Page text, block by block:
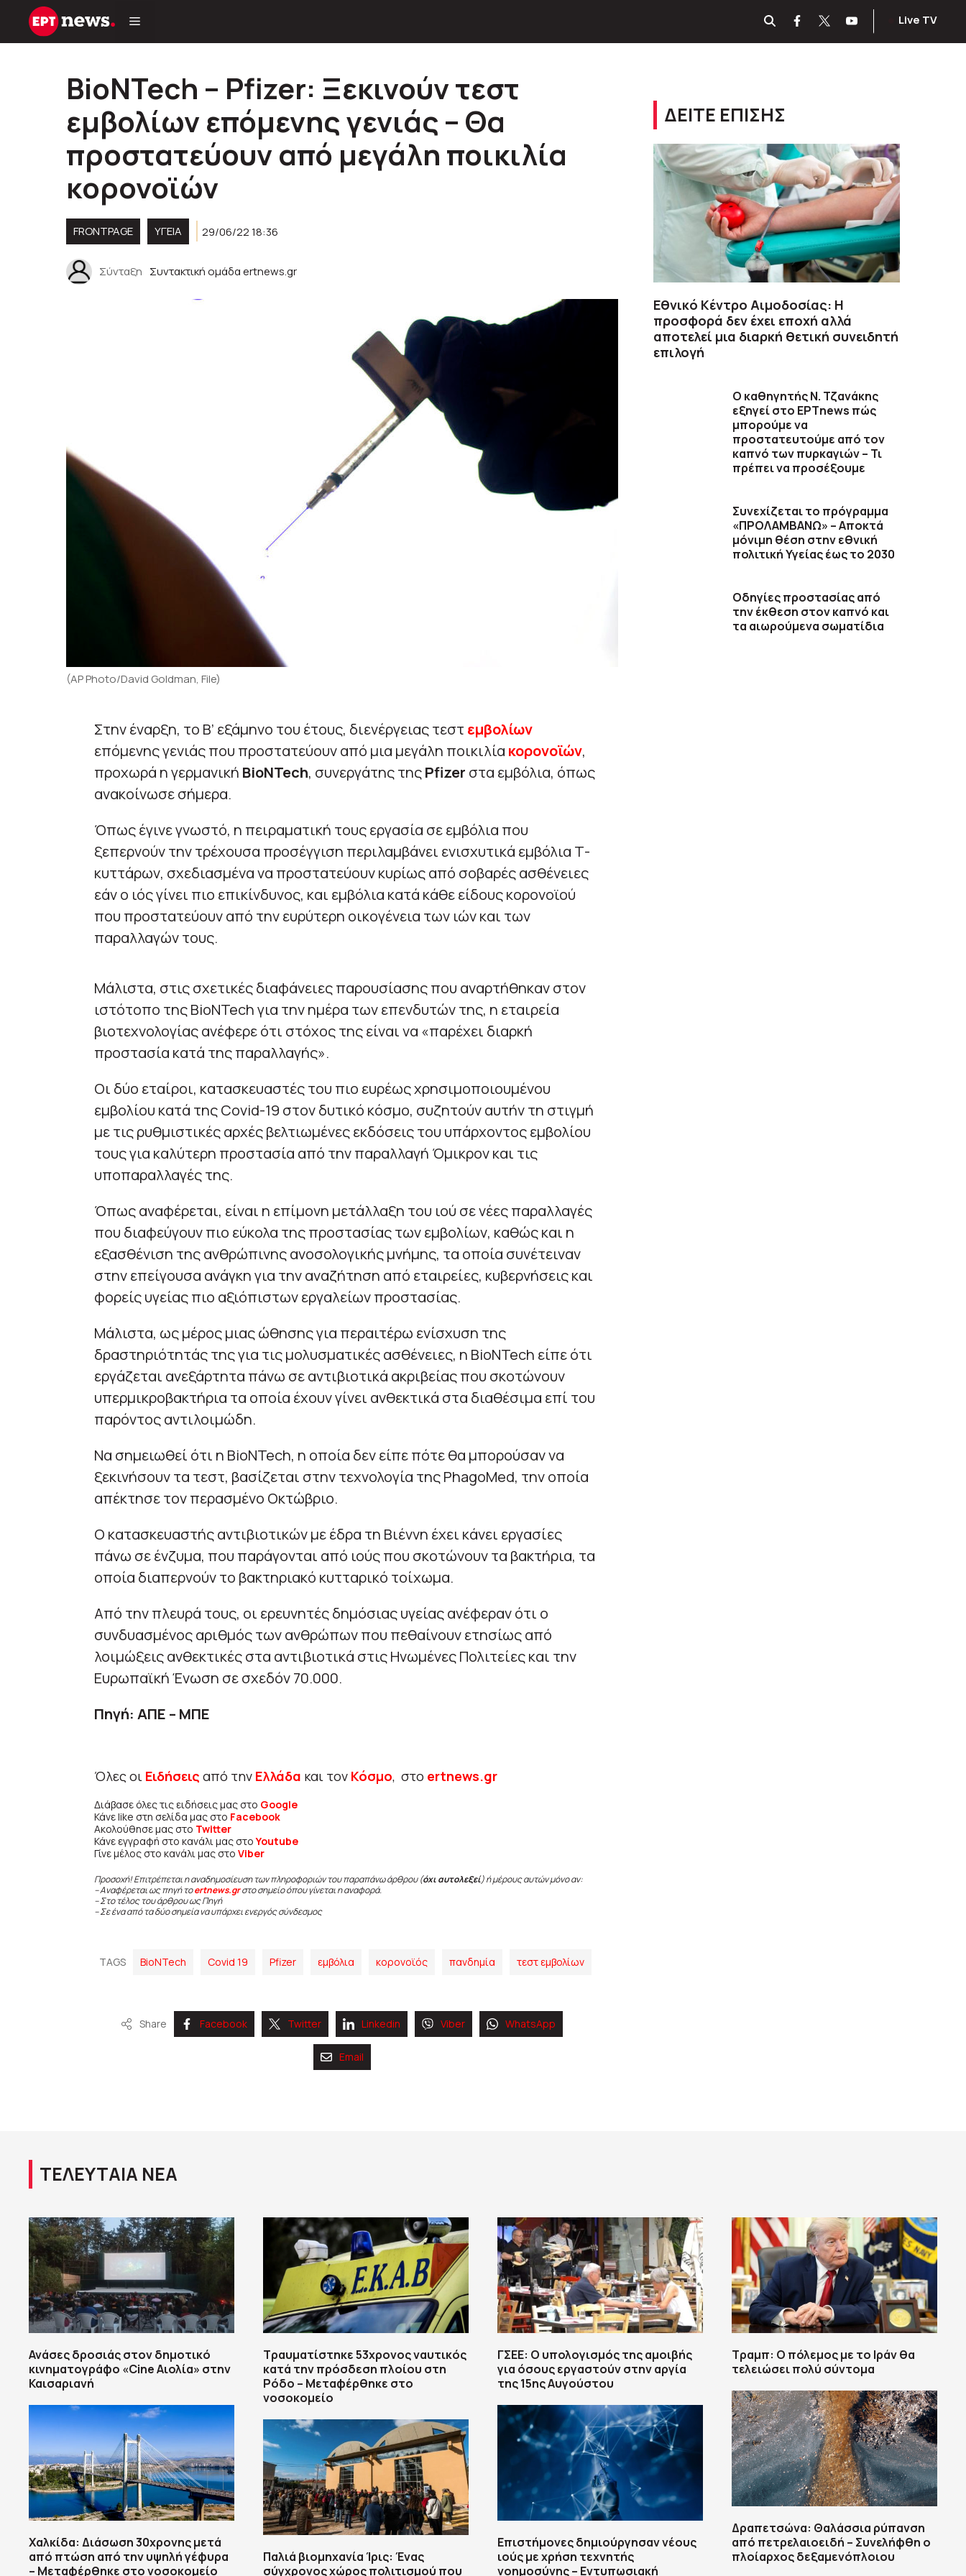
Μετάβαση
Live TV
BioNTech – Pfizer: Ξεκινούν τεστ
εμβολίων επόμενης γενιάς – Θα
προστατεύουν από μεγάλη ποικιλία
κορονοϊών
FRONTPAGE ΥΓΕΊΑ 29/06/22 18:36
Σύνταξη Συντακτική ομάδα ertnews.gr
(AP Photo/David Goldman, File)
Στην έναρξη, το Β’ εξάμηνο του έτους, διενέργειας τεστ εμβολίων
επόμενης γενιάς που προστατεύουν από μια μεγάλη ποικιλία κορονοϊών,
προχωρά η γερμανική BioNTech, συνεργάτης τηςPfizer στα εμβόλια, όπως
ανακοίνωσε σήμερα.
Όπως έγινε γνωστό, η πειραματική τους εργασία σε εμβόλια που
ξεπερνούν την τρέχουσα προσέγγιση περιλαμβάνει ενισχυτικά εμβόλια Τ-
κυττάρων, σχεδιασμένα να προστατεύουν κυρίως από σοβαρές ασθένειες
εάν ο ιός γίνει πιο επικίνδυνος, και εμβόλια κατά κάθε είδους κορονοϊού
που προστατεύουν από την ευρύτερη οικογένεια των ιών και των
παραλλαγών τους.
Μάλιστα, στις σχετικές διαφάνειες παρουσίασης που αναρτήθηκαν στον
ιστότοπο της BioNTech για την ημέρα των επενδυτών της, η εταιρεία
βιοτεχνολογίας ανέφερε ότι στόχος της είναι να «παρέχει διαρκή
προστασία κατά της παραλλαγής».
Οι δύο εταίροι, κατασκευαστές του πιο ευρέως χρησιμοποιουμένου
εμβολίου κατά της Covid-19 στον δυτικό κόσμο, συζητούν αυτήν τη στιγμή
με τις ρυθμιστικές αρχές βελτιωμένες εκδόσεις του υπάρχοντος εμβολίου
τους για καλύτερη προστασία από την παραλλαγή Όμικρον και τις
υποπαραλλαγές της.
Όπως αναφέρεται, είναι η επίμονη μετάλλαξη του ιού σε νέες παραλλαγές
που διαφεύγουν πιο εύκολα της προστασίας των εμβολίων, καθώς και η
εξασθένιση της ανθρώπινης ανοσολογικής μνήμης, τα οποία συνέτειναν
στην επείγουσα ανάγκη για την αναζήτηση από εταιρείες, κυβερνήσεις και
φορείς υγείας πιο αξιόπιστων εργαλείων προστασίας.
Μάλιστα, ως μέρος μιας ώθησης για περαιτέρω ενίσχυση της
δραστηριότητάς της για τις μολυσματικές ασθένειες, η BioNTech είπε ότι
εργάζεται ανεξάρτητα πάνω σε αντιβιοτικά ακριβείας που σκοτώνουν
υπερμικροβακτήρια τα οποία έχουν γίνει ανθεκτικά στα διαθέσιμα επί του
παρόντος αντιλοιμώδη.
Να σημειωθεί ότι η BioNTech, η οποία δεν είπε πότε θα μπορούσαν να
ξεκινήσουν τα τεστ, βασίζεται στην τεχνολογία της PhagoMed, την οποία
απέκτησε τον περασμένο Οκτώβριο.
Ο κατασκευαστής αντιβιοτικών με έδρα τη Βιέννη έχει κάνει εργασίες
πάνω σε ένζυμα, που παράγονται από ιούς που σκοτώνουν τα βακτήρια, τα
οποία διαπερνούν το βακτηριακό κυτταρικό τοίχωμα.
Από την πλευρά τους, οι ερευνητές δημόσιας υγείας ανέφεραν ότι ο
συνδυασμένος αριθμός των ανθρώπων που πεθαίνουν ετησίως από
λοιμώξεις ανθεκτικές στα αντιβιοτικά στις Ηνωμένες Πολιτείες και την
Ευρωπαϊκή Ένωση σε σχεδόν 70.000.
Πηγή: ΑΠΕ – ΜΠΕ
Όλες οι Ειδήσεις από την Ελλάδα και τον Κόσμο, στο ertnews.gr
Διάβασε όλες τις ειδήσεις μας στο Google
Κάνε like στη σελίδα μας στο Facebook
Ακολούθησε μας στο Twitter
Κάνε εγγραφή στο κανάλι μας στοYoutube
Γίνε μέλος στο κανάλι μας στο Viber
Προσοχή! Επιτρέπεται η αναδημοσίευση των πληροφοριών του παραπάνω άρθρου (όχι αυτολεξεί) ή μέρους αυτών μόνο αν:
– Αναφέρεται ως πηγή τοertnews.gr στο σημείο όπου γίνεται η αναφορά.
– Στο τέλος του άρθρου ως Πηγή
– Σε ένα από τα δύο σημεία να υπάρχει ενεργός σύνδεσμος
TAGS BioNTech Covid 19 Pfizer εμβόλια κορονοϊός πανδημία τεστ εμβολίων
Share Facebook Twitter Linkedin Viber WhatsApp
Email
ΔΕΙΤΕ ΕΠΙΣΗΣ
Εθνικό Κέντρο Αιμοδοσίας: H
προσφορά δεν έχει εποχή αλλά
αποτελεί μια διαρκή θετική συνειδητή
επιλογή
Ο καθηγητής Ν. Τζανάκης
εξηγεί στο ΕΡΤnews πώς
μπορούμε να
προστατευτούμε από τον
καπνό των πυρκαγιών – Τι
πρέπει να προσέξουμε
Συνεχίζεται το πρόγραμμα
«ΠΡΟΛΑΜΒΑΝΩ» – Αποκτά
μόνιμη θέση στην εθνική
πολιτική Υγείας έως το 2030
Οδηγίες προστασίας από
την έκθεση στον καπνό και
τα αιωρούμενα σωματίδια
ΤΕΛΕΥΤΑΙΑ ΝΕΑ
Ανάσες δροσιάς στον δημοτικό
κινηματογράφο «Cine Αιολία» στην
Καισαριανή
Χαλκίδα: Διάσωση 30χρονης μετά
από πτώση από την υψηλή γέφυρα
– Μεταφέρθηκε στο νοσοκομείο
Τραυματίστηκε 53χρονος ναυτικός
κατά την πρόσδεση πλοίου στη
Ρόδο – Μεταφέρθηκε στο
νοσοκομείο
Παλιά βιομηχανία Ίρις: Ένας
σύγχρονος χώρος πολιτισμού που
ΓΣΕΕ: Ο υπολογισμός της αμοιβής
για όσους εργαστούν στην αργία
της 15ης Αυγούστου
Επιστήμονες δημιούργησαν νέους
ιούς με χρήση τεχνητής
νοημοσύνης – Εντυπωσιακή
Τραμπ: Ο πόλεμος με το Ιράν θα
τελειώσει πολύ σύντομα
Δραπετσώνα: Θαλάσσια ρύπανση
από πετρελαιοειδή – Συνελήφθη ο
πλοίαρχος δεξαμενόπλοιου